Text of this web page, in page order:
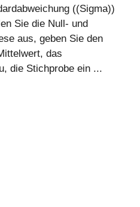
((Sigma))
Sie die Null- und
aus, geben Sie den
das
die Stichprobe ein ...